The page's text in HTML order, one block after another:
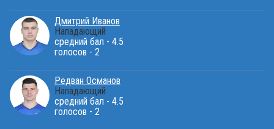
Дмитрий Иванов
Нападающий
средний бал - 4.5
голосов - 2
Редван Османов
Нападающий
средний бал - 4.5
голосов - 2